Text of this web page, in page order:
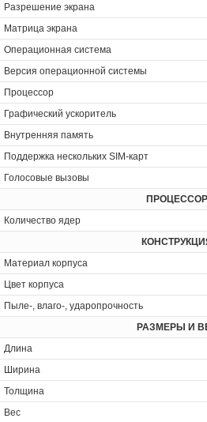
Разрешение экрана
Матрица экрана
Операционная система
Версия операционной системы
Процессор
Графический ускоритель
Внутренняя память
Поддержка нескольких SIM-карт
Голосовые вызовы
ПРОЦЕССОР
Количество ядер
Материал корпуса
Цвет корпуса
Пыле-, влаго-, ударопрочность
РАЗМЕРЫ И
Длина
Ширина
Толщина
Вес